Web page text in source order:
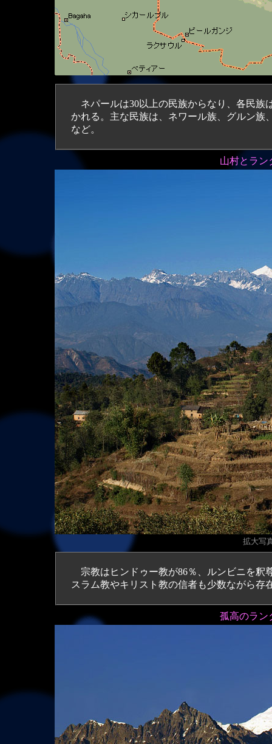
ネパールは30以上の民族からなり、各民族
かれる。主な民族は、ネワール族、グルン族
など。
山村とラン
拡大写
宗教はヒンドゥー教が86％、ルンビニを釈
スラム教やキリスト教の信者も少数ながら存
孤高のラン